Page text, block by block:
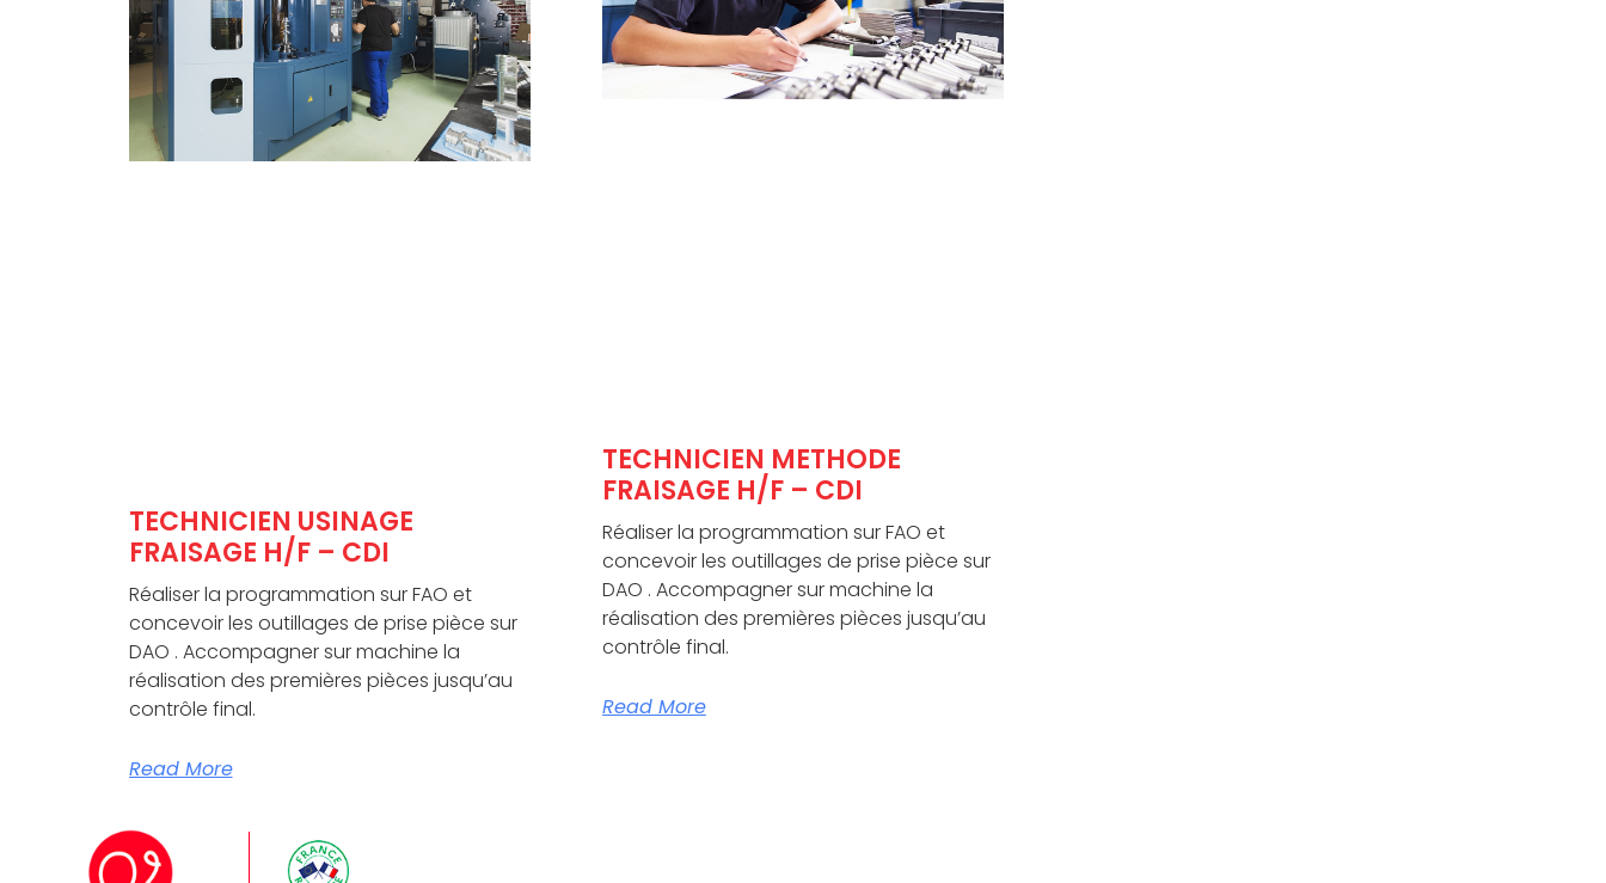
TECHNICIEN USINAGE
FRAISAGE H/F – CDI
Réaliser la programmation sur FAO et
concevoir les outillages de prise pièce sur
DAO . Accompagner sur machine la
réalisation des premières pièces jusqu’au
contrôle final.
Read More
TECHNICIEN METHODE
FRAISAGE H/F – CDI
Réaliser la programmation sur FAO et
concevoir les outillages de prise pièce sur
DAO . Accompagner sur machine la
réalisation des premières pièces jusqu’au
contrôle final.
Read More